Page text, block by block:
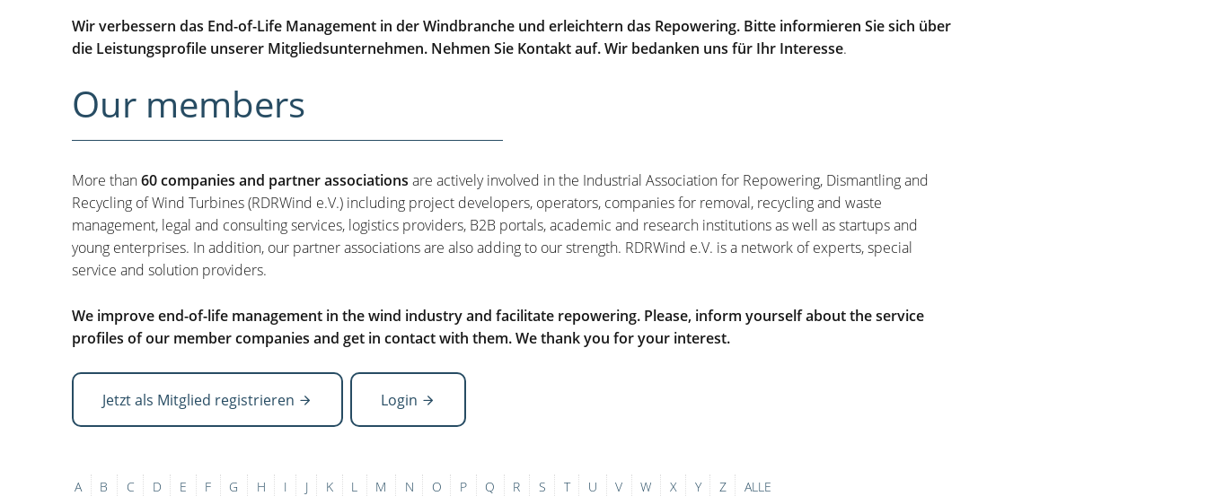
Wir verbessern das End-of-Life Management in der Windbranche und erleichtern das Repowering. Bitte informieren Sie sich über
die Leistungsprofile unserer Mitgliedsunternehmen. Nehmen Sie Kontakt auf. Wir bedanken uns für Ihr Interesse.
Our members
More than60 companies and partner associations are actively involved in the Industrial Association for Repowering, Dismantling and
Recycling of Wind Turbines (RDRWind e.V.) including project developers, operators, companies for removal, recycling and waste
management, legal and consulting services, logistics providers, B2B portals, academic and research institutions as well as startups and
young enterprises. In addition, our partner associations are also adding to our strength. RDRWind e.V. is a network of experts, special
service and solution providers.
We improve end-of-life management in the wind industry and facilitate repowering. Please, inform yourself about the service
profiles of our member companies and get in contact with them. We thank you for your interest.
Jetzt als Mitglied registrieren Login
A B C D E F G H I J K L M N O P Q R S T U V W X Y Z ALLE